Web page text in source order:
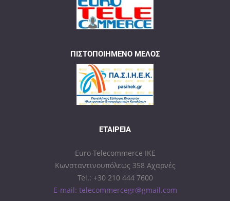
ΠΙΣΤΟΠΟΙΗΜΈΝΟ ΜΈΛΟΣ
ΕΤΑΙΡΕΊΑ
Euro-Telecommerce IKE
Κωνσταντινουπόλεως 358 Αχαρνές
Tel.: +30 210 444 7600
E-mail: telecommercegr@gmail.com